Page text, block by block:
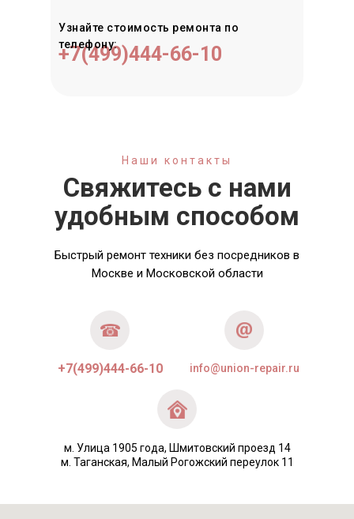
+7(499)444-66-10
Узнайте стоимость ремонта по
телефону:
Свяжитесь с нами
удобным способом
Быстрый ремонт техники без посредников в
Москве и Московской области
Наши контакты
+7(499)444-66-10 info@union-repair.ru
м. Улица 1905 года, Шмитовский проезд 14
м. Таганская, Малый Рогожский переулок 11